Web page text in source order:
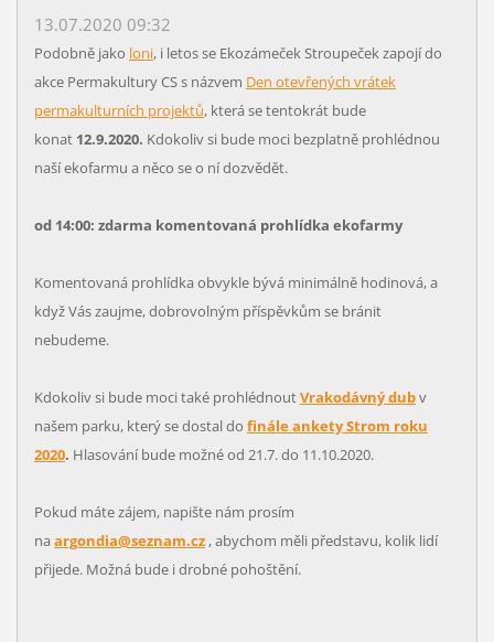
13.07.2020 09:32
Podobně jako loni, i letos se Ekozámeček Stroupeček zapojí do
akce Permakultury CS s názvem Den otevřených vrátek
permakulturních projektů, která se tentokrát bude
konat 12.9.2020. Kdokoliv si bude moci bezplatně prohlédnou
naší ekofarmu a něco se o ní dozvědět.
od 14:00: zdarma komentovaná prohlídka ekofarmy
Komentovaná prohlídka obvykle bývá minimálně hodinová, a
když Vás zaujme, dobrovolným příspěvkům se bránit
nebudeme.
Kdokoliv si bude moci také prohlédnoutVrakodávný dubv
našem parku, který se dostal do finále ankety Strom roku
2020. Hlasování bude možné od 21.7. do 11.10.2020.
Pokud máte zájem, napište nám prosím
na argondia@seznam.cz, abychom měli představu, kolik lidí
přijede. Možná bude i drobné pohoštění.